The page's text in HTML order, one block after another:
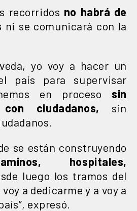
recorridos no habrá de
ni se comunicará con la
yo voy a hacer un
país para supervisar
en proceso sin
ciudadanos, sin
se están construyendo
hospitales,
luego los tramos del
voy a dedicarme y a voy a
expresó.